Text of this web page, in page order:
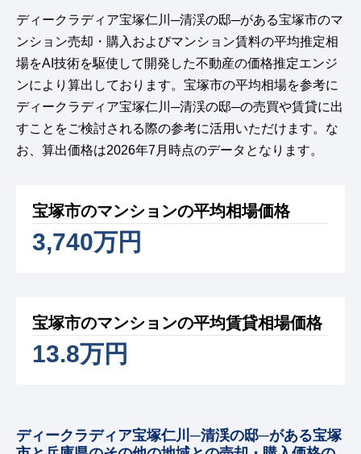
ディークラディア宝塚仁川─清渓の邸─がある宝塚市のマ
ンション売却・購入およびマンション賃料の平均推定相
場をAI技術を駆使して開発した不動産の価格推定エンジ
ンにより算出しております。宝塚市の平均相場を参考に
ディークラディア宝塚仁川─清渓の邸─の売買や賃貸に出
すことをご検討される際の参考に活用いただけます。な
お、算出価格は2026年7月時点のデータとなります。
宝塚市のマンションの平均相場価格
3,740万円
宝塚市のマンションの平均賃貸相場価格
13.8万円
ディークラディア宝塚仁川─清渓の邸─がある宝塚